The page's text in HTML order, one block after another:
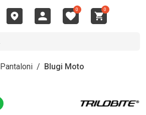
0 0
Pantaloni / Blugi Moto